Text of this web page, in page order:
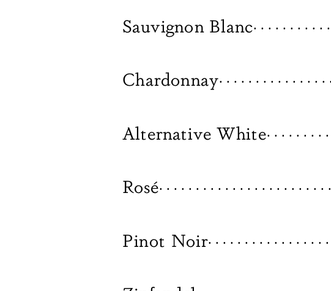
Sauvignon Blanc. . . . . . . . . .
Chardonnay. . . . . . . . . . . . . . .
Alternative White. . . . . . . .
Rosé. . . . . . . . . . . . . . . . . . . . . . .
Pinot Noir. . . . . . . . . . . . . . . .